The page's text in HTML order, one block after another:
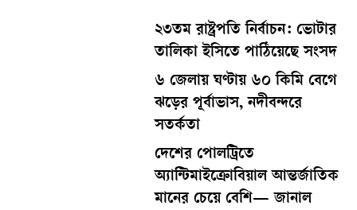
২৩তম রাষ্ট্রপতি নির্বাচন: ভোটার
তালিকা ইসিতে পাঠিয়েছে সংসদ
৬ জেলায় ঘণ্টায় ৬০ কিমি বেগে
ঝড়ের পূর্বাভাস, নদীবন্দরে
সতর্কতা
দেশের পোলট্রিতে
অ্যান্টিমাইক্রোবিয়াল আন্তর্জাতিক
মানের চেয়ে বেশি— জানাল